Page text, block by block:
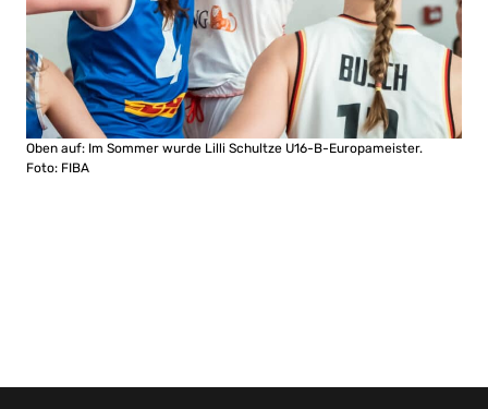
Oben auf: Im Sommer wurde Lilli Schultze U16-B-Europameister.
Foto: FIBA